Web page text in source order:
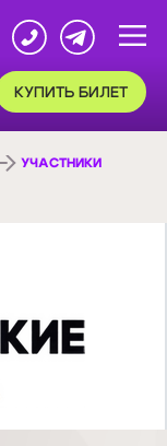
БИЛЕТ
УЧАСТНИКИ